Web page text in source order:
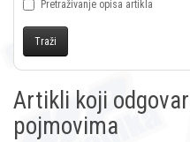
Pretraživanje opisa artikla
Artikli koji
pojmovima